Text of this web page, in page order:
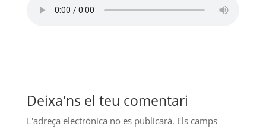
Deixa'ns el teu comentari
L'adreça electrònica no es publicarà. Els camps